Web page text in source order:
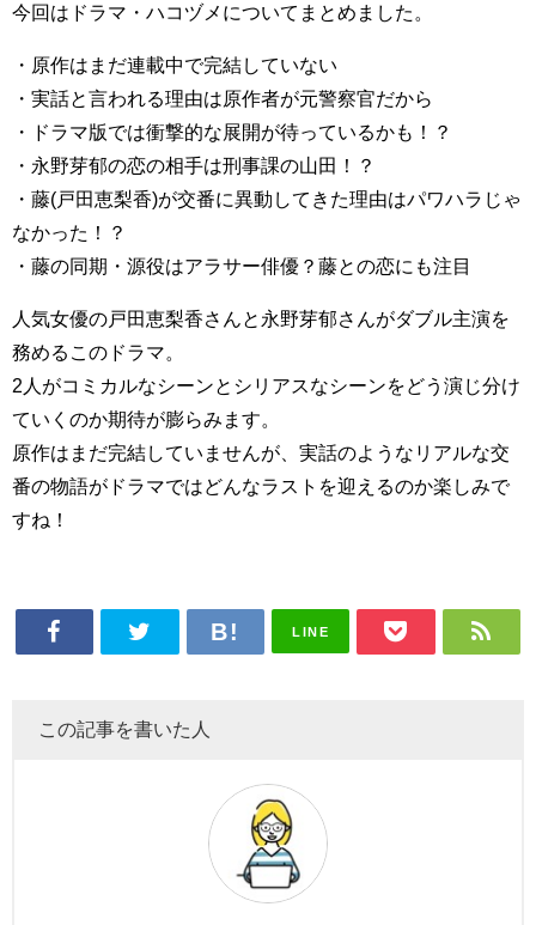
今回はドラマ・ハコヅメについてまとめました。
・原作はまだ連載中で完結していない
・実話と言われる理由は原作者が元警察官だから
・ドラマ版では衝撃的な展開が待っているかも！？
・永野芽郁の恋の相手は刑事課の山田！？
・藤(戸田恵梨香)が交番に異動してきた理由はパワハラじゃ
なかった！？
・藤の同期・源役はアラサー俳優？藤との恋にも注目
人気女優の戸田恵梨香さんと永野芽郁さんがダブル主演を
務めるこのドラマ。
2人がコミカルなシーンとシリアスなシーンをどう演じ分け
ていくのか期待が膨らみます。
原作はまだ完結していませんが、実話のようなリアルな交
番の物語がドラマではどんなラストを迎えるのか楽しみで
すね！
LINE
この記事を書いた人